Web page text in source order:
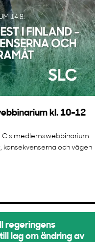
kl. 10-12
medlemswebbinarium
konsekvenserna och vägen
regeringens
lag om ändring av